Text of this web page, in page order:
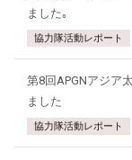
ました｡
協力隊活動レポート
第8回APGNアジア
ました
協力隊活動レポート